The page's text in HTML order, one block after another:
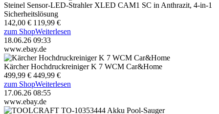
Steinel Sensor-LED-Strahler XLED CAM1 SC in Anthrazit, 4-in-1
Sicherheitslösung
142,00 € 119,99 €
zum ShopWeiterlesen
18.06.26 09:33
www.ebay.de
Kärcher Hochdruckreiniger K 7 WCM Car&Home
499,99 € 449,99 €
zum ShopWeiterlesen
17.06.26 08:55
www.ebay.de